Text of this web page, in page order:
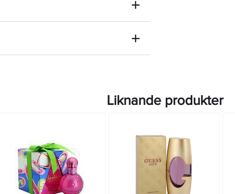
Liknande produkter